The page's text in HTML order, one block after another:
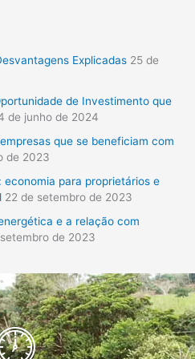
Explicadas 25 de
de Investimento que
de junho de 2024
que se beneficiam com
de 2023
economia para proprietários e
22 de setembro de 2023
e a relação com
de 2023